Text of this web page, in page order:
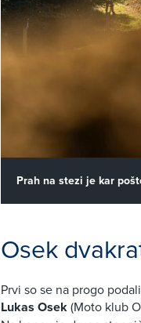
Prah na stezi je kar
Osek
Prvi so se na progo
Lukas Osek(Moto klub